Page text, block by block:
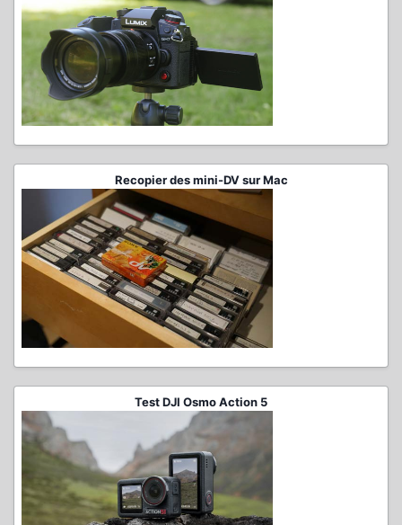
Recopier des mini-DV sur Mac
Test DJI Osmo Action 5